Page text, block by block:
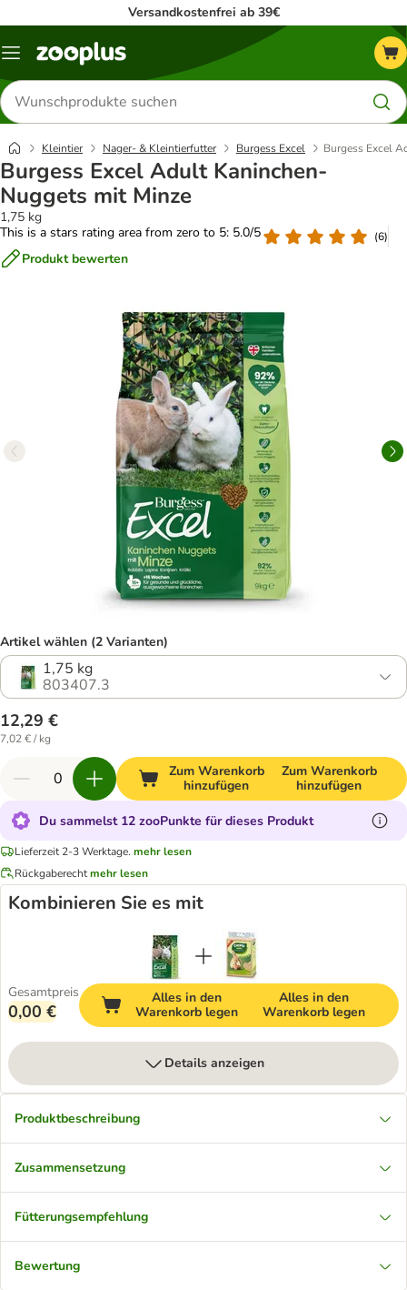
Versandkostenfrei ab 39€
Menü
Produkte
suchen
Kleintier Nager- & Kleintierfutter Burgess Excel Burgess Excel
Burgess Excel Adult Kaninchen-
Nuggets mit Minze
1,75 kg
This is a stars rating area from zero to 5: 5.0/5
(6)
Produkt bewerten
Artikel wählen (2 Varianten)
1,75 kg
803407.3
12,29 €
7,02 € / kg
Zum Warenkorb
hinzufügen
Zum Warenkorb
hinzufügen
Du sammelst 12 zooPunkte für dieses Produkt
Lieferzeit 2-3 Werktage. mehr lesen
Rückgaberechtmehr lesen
Kombinieren Sie es mit
Gesamtpreis
0,00 €
Alles in den
Warenkorb legen
Alles in den
Warenkorb legen
Details anzeigen
Produktbeschreibung
Zusammensetzung
Fütterungsempfehlung
Bewertung